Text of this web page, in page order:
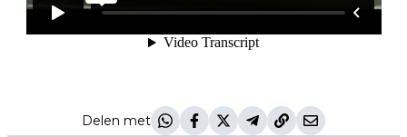
Delen met